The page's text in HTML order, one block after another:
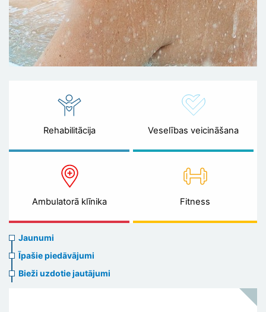
Rehabilitācija Veselības veicināšana
Ambulatorā klīnika Fitness
News
menu
Jaunumi
Īpašie piedāvājumi
Bieži uzdotie jautājumi